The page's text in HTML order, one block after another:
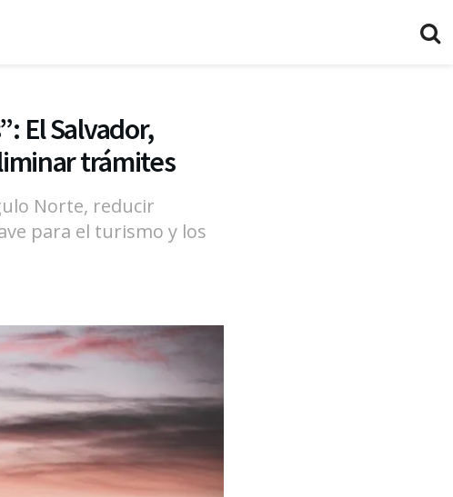
El Salvador,
trámites
Norte, reducir
para el turismo y los